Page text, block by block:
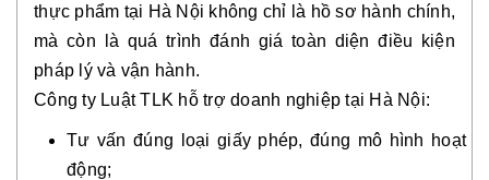
thực phẩm tại Hà Nội không chỉ là hồ sơ hành chính,
mà còn là quá trình đánh giá toàn diện điều kiện
pháp lý và vận hành.
Công ty Luật TLK hỗ trợ doanh nghiệp tại Hà Nội:
Tư vấn đúng loại giấy phép, đúng mô hình hoạt
động;